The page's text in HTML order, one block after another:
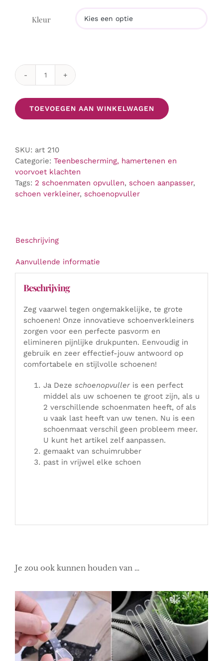
Kleur
Ontdek
Schoenverkleiners!"
TOEVOEGEN AAN WINKELWAGEN
SKU: art 210
Categorie: Teenbescherming, hamertenen en
voorvoet klachten
Tags: 2 schoenmaten opvullen, schoen aanpasser,
schoen verkleiner, schoenopvuller
Beschrijving
Aanvullende informatie
Beschrijving
Zeg vaarwel tegen ongemakkelijke, te grote
schoenen! Onze innovatieve schoenverkleiners
zorgen voor een perfecte pasvorm en
elimineren pijnlijke drukpunten. Eenvoudig in
gebruik en zeer effectief-jouw antwoord op
comfortabele en stijlvolle schoenen!
Ja Deze schoenopvulleris een perfect
middel als uw schoenen te groot zijn, als u
2 verschillende schoenmaten heeft, of als
u vaak last heeft van uw tenen. Nu is een
schoenmaat verschil geen probleem meer.
U kunt het artikel zelf aanpassen.
gemaakt van schuimrubber
past in vrijwel elke schoen
Je zou ook kunnen houden van …